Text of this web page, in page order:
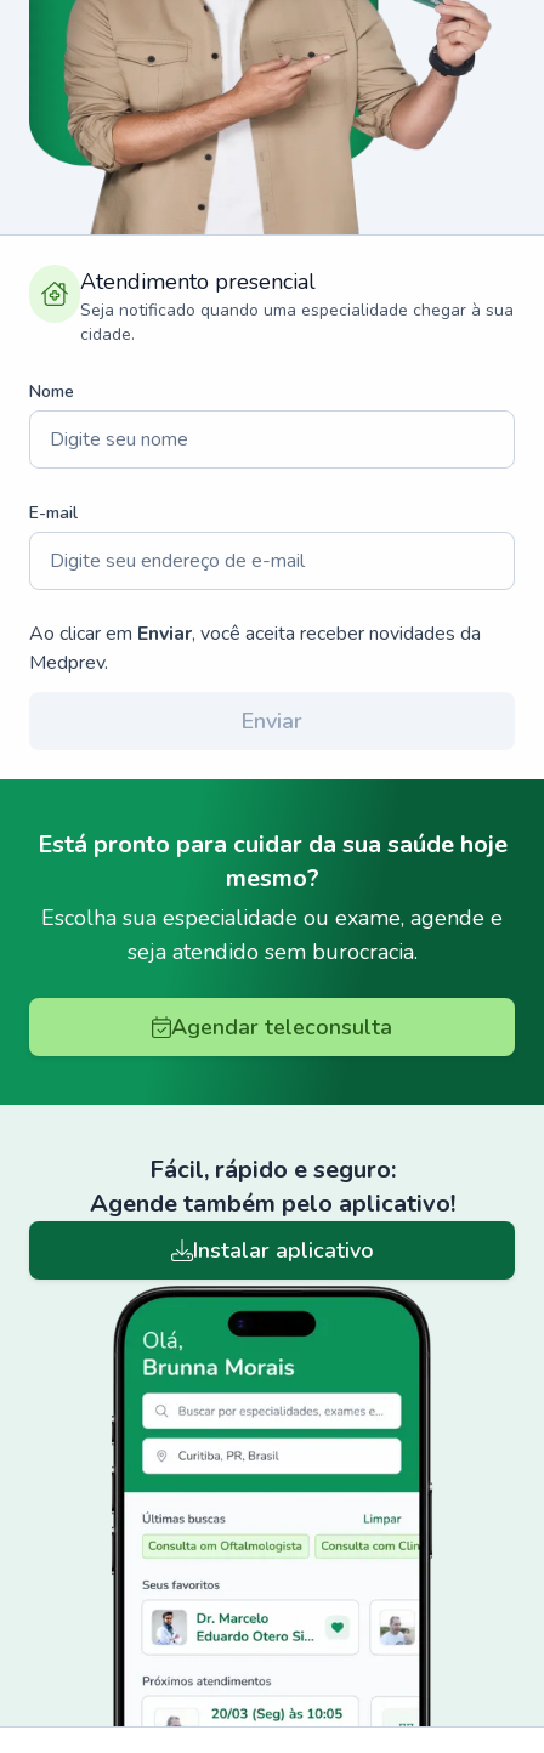
Atendimento presencial
Seja notificado quando uma especialidade chegar à sua
cidade.
Nome
E-mail
Ao clicar em Enviar, você aceita receber novidades da
Medprev.
Enviar
Está pronto para cuidar da sua saúde hoje
mesmo?
Escolha sua especialidade ou exame, agende e
seja atendido sem burocracia.
Agendar teleconsulta
Fácil, rápido e seguro:
Agende também pelo aplicativo!
Instalar aplicativo